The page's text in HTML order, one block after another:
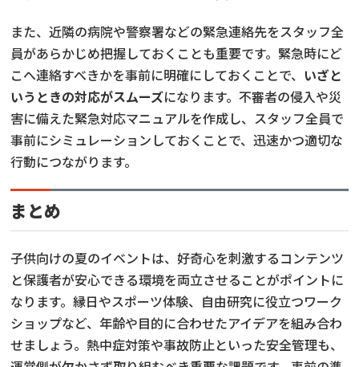
また、近隣の病院や警察署などの緊急連絡先をスタッフ全
員があらかじめ把握しておくことも重要です。緊急時にど
こへ連絡すべきかを事前に明確にしておくことで、 いざと
いうときの対応がスムーズになります。不審者の侵入や災
害に備えた緊急対応マニュアルを作成し、スタッフ全員で
事前にシミュレーションしておくことで、迅速かつ適切な
行動につながります。
まとめ
子供向けの夏のイベントは、好奇心を刺激するコンテンツ
と保護者が安心できる環境を両立させることがポイントに
なります。縁日やスポーツ体験、自由研究に役立つワーク
ショップなど、年齢や目的に合わせたアイデアを組み合わ
せましょう。熱中症対策や事故防止といった安全管理も、